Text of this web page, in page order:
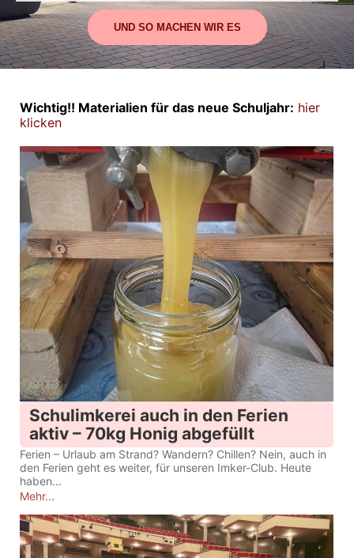
UND SO MACHEN WIR ES
Wichtig!! Materialien für das neue Schuljahr: hier
klicken
Schulimkerei auch in den Ferien
aktiv – 70kg Honig abgefüllt
Ferien – Urlaub am Strand? Wandern? Chillen? Nein, auch in
den Ferien geht es weiter, für unseren Imker-Club. Heute
haben...
Mehr...